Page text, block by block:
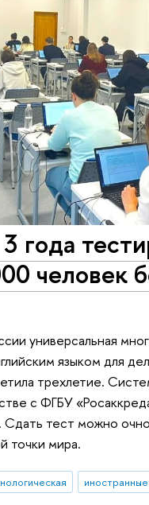
года
человек
универсальная
языком для
трехлетие.
с ФГБУ
тест можно
точки мира.
иностранные